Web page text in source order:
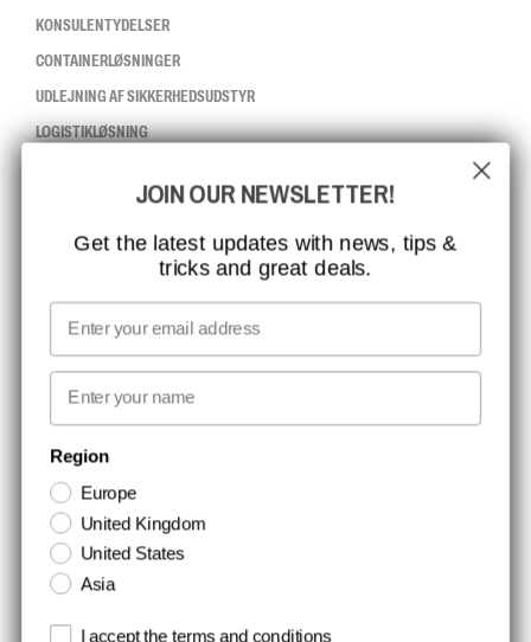
KONSULENTYDELSER
CONTAINERLØSNINGER
UDLEJNING AF SIKKERHEDSUDSTYR
LOGISTIKLØSNING
ISO-CERTIFICERING
GLOBAL RÆKKEVIDDE
MISSION, VISION OG VÆRDIER
KONTAKT
NYHEDSBREV TILMELDING
Hold dig opdateret med gode tilbud og produktnyheder. Din e-mail
opbevares sikkert og du kan til enhver tid
JOIN OUR NEWSLETTER!
Get the latest updates with news, tips &
tricks and great deals.
Email
First name
Region
Europe
United Kingdom
United States
Asia
Terms and conditions
I accept the terms and conditions